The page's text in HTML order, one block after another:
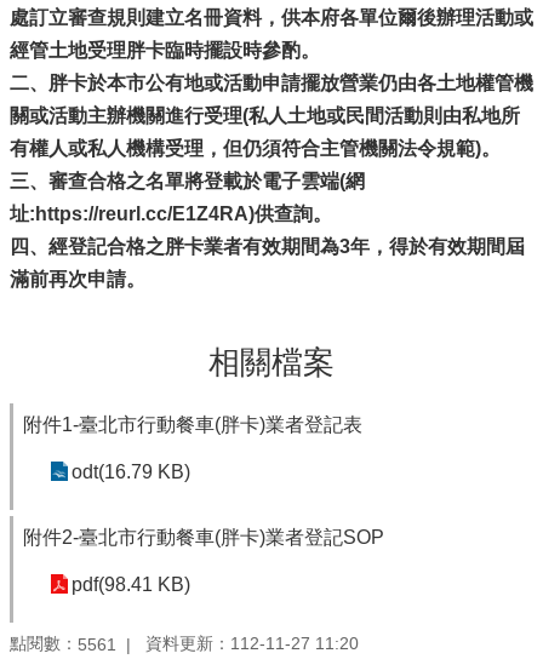
處訂立審查規則建立名冊資料，供本府各單位爾後辦理活動或
經管土地受理胖卡臨時擺設時參酌。
二、胖卡於本市公有地或活動申請擺放營業仍由各土地權管機
關或活動主辦機關進行受理(私人土地或民間活動則由私地所
有權人或私人機構受理，但仍須符合主管機關法令規範)。
三、審查合格之名單將登載於電子雲端(網
址:https://reurl.cc/E1Z4RA)供查詢。
四、經登記合格之胖卡業者有效期間為3年，得於有效期間屆
滿前再次申請。
相關檔案
附件1-臺北市行動餐車(胖卡)業者登記表
odt(16.79 KB)
附件2-臺北市行動餐車(胖卡)業者登記SOP
pdf(98.41 KB)
點閱數： 5561
資料更新：112-11-27 11:20